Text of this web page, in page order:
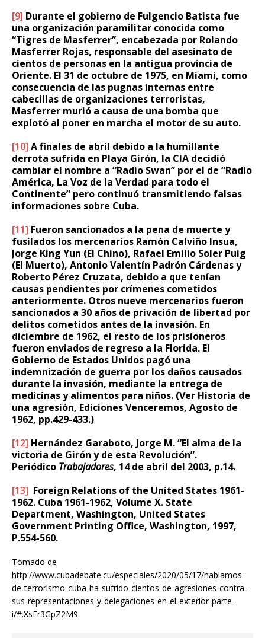
[9] Durante el gobierno de Fulgencio Batista fue
una organización paramilitar conocida como
“Tigres de Masferrer”, encabezada por Rolando
Masferrer Rojas, responsable del asesinato de
cientos de personas en la antigua provincia de
Oriente. El 31 de octubre de 1975, en Miami, como
consecuencia de las pugnas internas entre
cabecillas de organizaciones terroristas,
Masferrer murió a causa de una bomba que
explotó al poner en marcha el motor de su auto.
[10] A finales de abril debido a la humillante
derrota sufrida en Playa Girón, la CIA decidió
cambiar el nombre a “Radio Swan” por el de “Radio
América, La Voz de la Verdad para todo el
Continente” pero continuó transmitiendo falsas
informaciones sobre Cuba.
[11] Fueron sancionados a la pena de muerte y
fusilados los mercenarios Ramón Calviño Insua,
Jorge King Yun (El Chino), Rafael Emilio Soler Puig
(El Muerto), Antonio Valentín Padrón Cárdenas y
Roberto Pérez Cruzata, debido a que tenían
causas pendientes por crímenes cometidos
anteriormente. Otros nueve mercenarios fueron
sancionados a 30 años de privación de libertad por
delitos cometidos antes de la invasión. En
diciembre de 1962, el resto de los prisioneros
fueron enviados de regreso a la Florida. El
Gobierno de Estados Unidos pagó una
indemnización de guerra por los daños causados
durante la invasión, mediante la entrega de
medicinas y alimentos para niños. (Ver Historia de
una agresión, Ediciones Venceremos, Agosto de
1962, pp.429-433.)
[12] Hernández Garaboto, Jorge M. “El alma de la
victoria de Girón y de esta Revolución”.
Periódico Trabajadores, 14 de abril del 2003, p.14.
[13] Foreign Relations of the United States 1961-
1962. Cuba 1961-1962, Volume X. State
Department, Washington, United States
Government Printing Office, Washington, 1997,
P.554-560.
Tomado de
http://www.cubadebate.cu/especiales/2020/05/17/hablamos-
de-terrorismo-cuba-ha-sufrido-cientos-de-agresiones-contra-
sus-representaciones-y-delegaciones-en-el-exterior-parte-
i/#.XsEr3GpZ2M9